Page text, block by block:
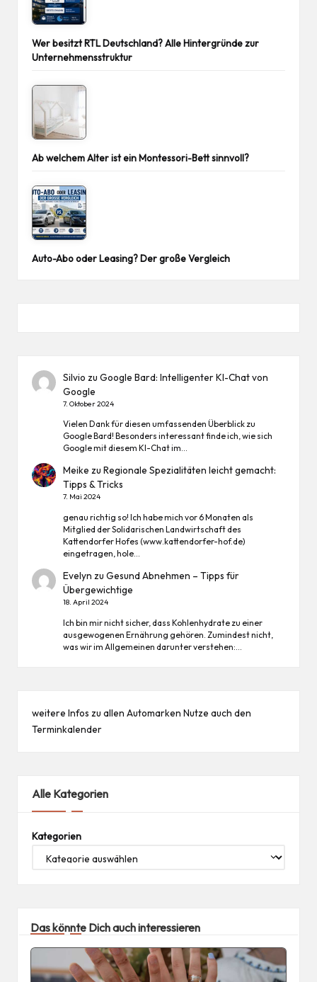
Wer besitzt RTL Deutschland? Alle Hintergründe zur
Unternehmensstruktur
Ab welchem Alter ist ein Montessori-Bett sinnvoll?
Auto-Abo oder Leasing? Der große Vergleich
Silvio zuGoogle Bard: Intelligenter KI-Chat von
Google
7. Oktober 2024
Vielen Dank für diesen umfassenden Überblick zu
Google Bard! Besonders interessant finde ich, wie sich
Google mit diesem KI-Chat im…
Meike zuRegionale Spezialitäten leicht gemacht:
Tipps & Tricks
7. Mai 2024
genau richtig so! Ich habe mich vor 6 Monaten als
Mitglied der Solidarischen Landwirtschaft des
Kattendorfer Hofes (www.kattendorfer-hof.de)
eingetragen, hole…
Evelyn zuGesund Abnehmen – Tipps für
Übergewichtige
18. April 2024
Ich bin mir nicht sicher, dass Kohlenhydrate zu einer
ausgewogenen Ernährung gehören. Zumindest nicht,
was wir im Allgemeinen darunter verstehen:…
weitere Infos zu allen Automarken Nutze auch den
Terminkalender
Alle Kategorien
Kategorien
Das könnte Dich auch interessieren